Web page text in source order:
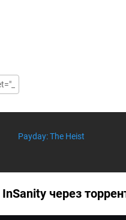
Payday: The Heist
через